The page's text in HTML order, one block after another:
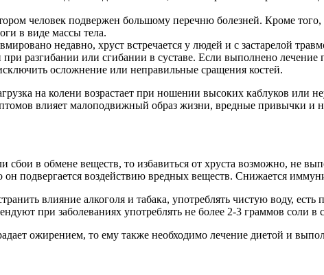
человек подвержен большому перечню болезней. Кроме
в виде массы тела.
недавно, хруст встречается у людей и с застарелой
разгибании или сгибании в суставе. Если выполнено
осложнение или неправильные сращения костей.
на колени возрастает при ношении высоких каблуков или
влияет малоподвижный образ жизни, вредные привычки и
сбои в обмене веществ, то избавиться от хруста возможно, не
он подвергается воздействию вредных веществ. Снижается
влияние алкоголя и табака, употреблять чистую воду,
при заболеваниях употреблять не более 2-3 граммов соли в
ожирением, то ему также необходимо лечение диетой и